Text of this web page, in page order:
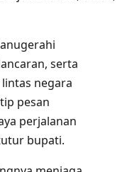
serta
negara
pesan
perjalanan
bupati.